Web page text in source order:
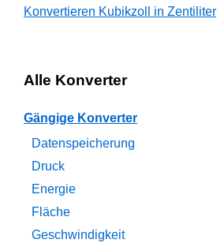
Konvertieren Kubikzoll in Zentiliter
Alle Konverter
Gängige Konverter
Datenspeicherung
Druck
Energie
Fläche
Geschwindigkeit